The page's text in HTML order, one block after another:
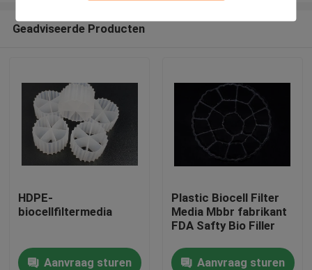
Huis
Geadviseerde Producten
HDPE-
biocellfiltermedia
Aanvraag sturen
Plastic Biocell Filter
Media Mbbr fabrikant
FDA Safty Bio Filler
Aanvraag sturen